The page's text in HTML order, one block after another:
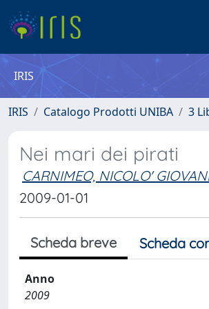
IRIS
IRIS Catalogo Prodotti UNIBA 3
Nei mari dei pirati
CARNIMEO, NICOLO'
2009-01-01
Scheda breve Scheda
Anno
2009